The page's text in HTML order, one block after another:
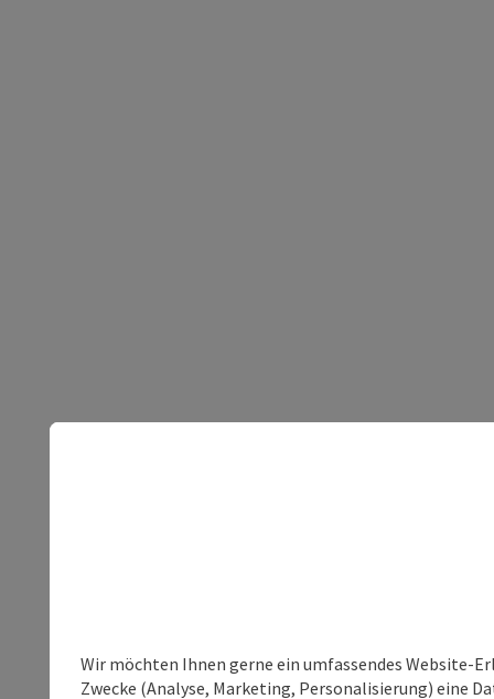
Wir möchten Ihnen gerne ein umfassendes Website-
Zwecke (Analyse, Marketing, Personalisierung) eine